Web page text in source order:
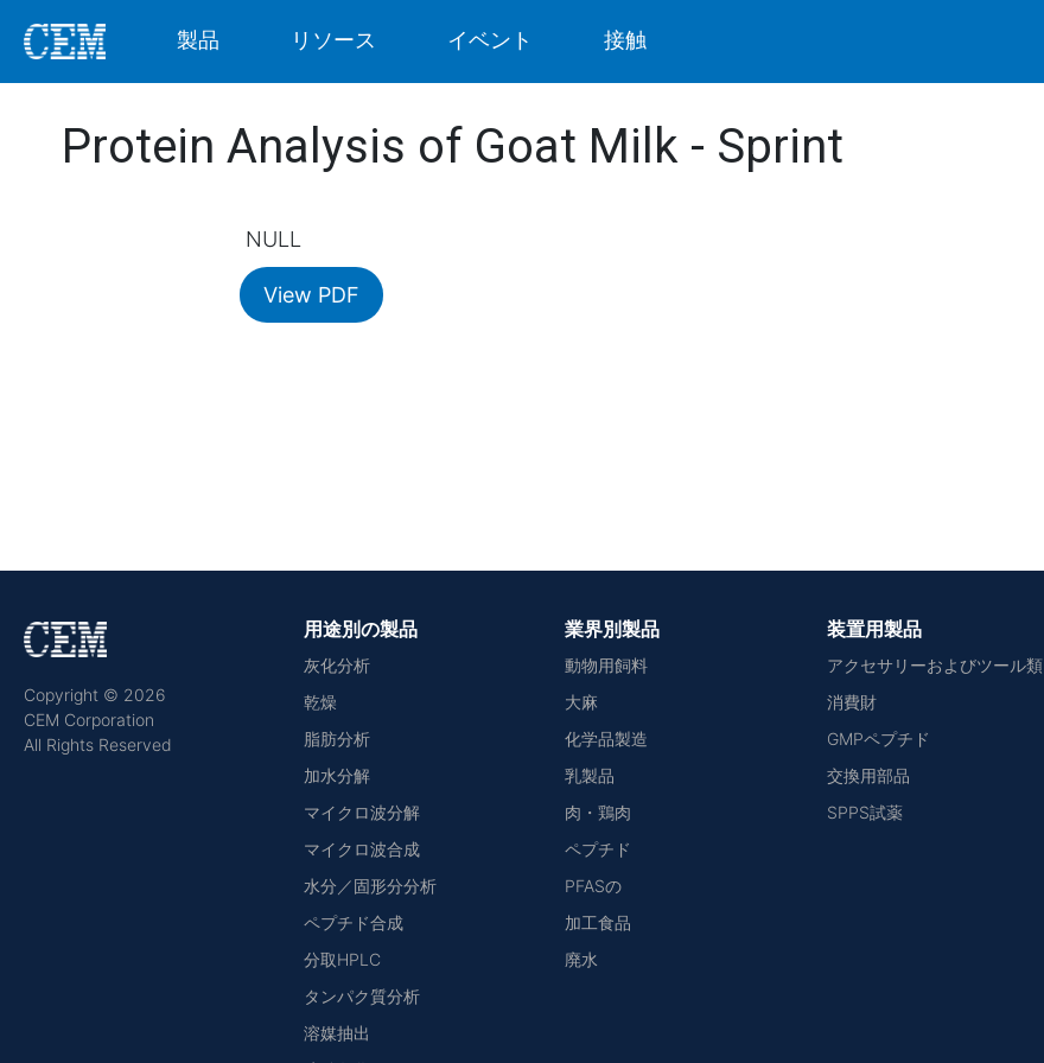
製品 リソース イベント 接触
Protein Analysis of Goat Milk - Sprint
NULL
View PDF
Copyright © 2026
CEM Corporation
All Rights Reserved
用途別の製品
灰化分析
乾燥
脂肪分析
加水分解
マイクロ波分解
マイクロ波合成
水分／固形分分析
ペプチド合成
分取HPLC
タンパク質分析
溶媒抽出
業界別製品
動物用飼料
大麻
化学品製造
乳製品
肉・鶏肉
ペプチド
PFASの
加工食品
廃水
装置用製品
アクセサリーおよびツール類
消費財
GMPペプチド
交換用部品
SPPS試薬